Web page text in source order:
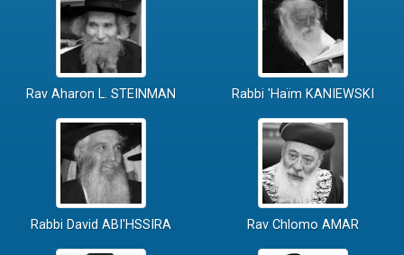
Rav Aharon L. STEINMAN Rabbi 'Haïm KANIEWSKI
Rabbi David ABI'HSSIRA Rav Chlomo AMAR